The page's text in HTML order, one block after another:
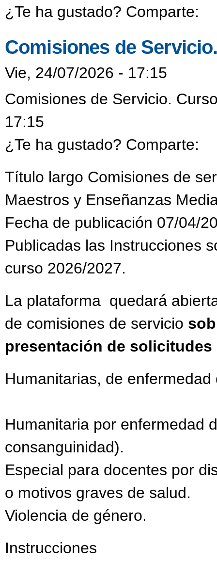
¿Te ha gustado? Comparte:
Comisiones de
Vie, 24/07/2026 - 17:15
Comisiones de Servicio.
17:15
¿Te ha gustado? Comparte:
Título largo Comisiones de
Maestros y Enseñanzas
Fecha de publicación 07/04/
Publicadas las Instrucciones
curso 2026/2027.
La plataforma quedará
de comisiones de servicio
presentación de solicitudes
Humanitarias, de
Humanitaria por enfermedad
consanguinidad).
Especial para docentes por
o motivos graves de salud.
Violencia de género.
Instrucciones